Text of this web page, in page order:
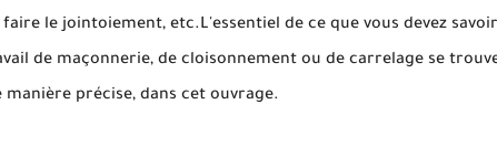
le jointoiement, etc.L'essentiel de ce que vous devez
de maçonnerie, de cloisonnement ou de carrelage se
manière précise, dans cet ouvrage.